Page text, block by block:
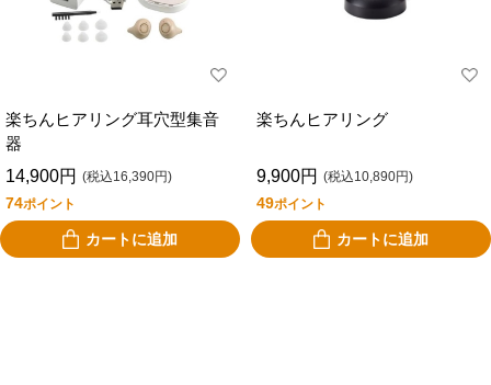
楽ちんヒアリング耳穴型集音
器
14,900円 (税込16,390円)
74ポイント
カートに追加
楽ちんヒアリング
9,900円 (税込10,890円)
49ポイント
カートに追加